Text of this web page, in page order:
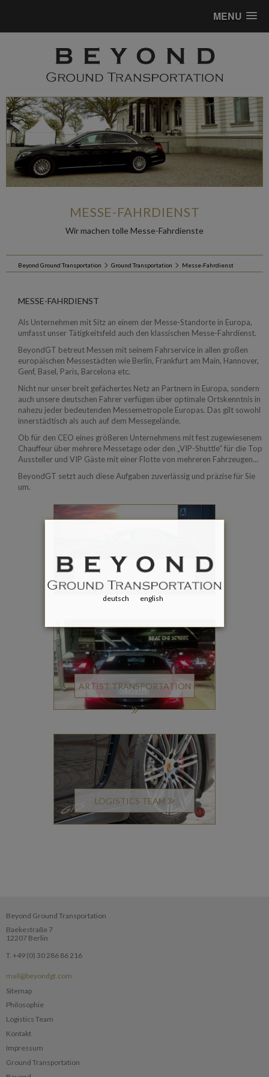
MENU
MESSE-FAHRDIENST
Wir machen tolle Messe-Fahrdienste
Beyond Ground Transportation > Ground Transportation > Messe-Fahrdienst
MESSE-FAHRDIENST
Als Unternehmen mit Sitz an einem der Messe-Standorte in Europa,
umfasst unser Tätigkeitsfeld auch den klassischen Messe-Fahrdienst.
BeyondGT betreut Messen mit seinem Fahrservice in allen großen
europäischen Messestädten wie Berlin, Frankfurt am Main, Hannover,
Genf, Basel, Paris, Barcelona etc.
Nicht nur unser breit gefächertes Netz an Partnern in Europa, sondern
auch unsere deutschen Fahrer verfügen über optimale Ortskenntnis in
nahezu jeder bedeutenden Messemetropole Europas. Das gilt sowohl
innerstädtisch als auch auf dem Messegelände.
Ob für den CEO eines größeren Unternehmens mit fest zugewiesenem
Chauffeur über mehrere Messetage oder den „VIP-Shuttle“ für die Top
Aussteller und VIP Gäste mit einer Flotte von mehreren Fahrzeugen…
BeyondGT setzt auch diese Aufgaben zuverlässig und präzise für Sie
um.
GROUND TRANSPORTATION
ARTIST TRANSPORTATION
LOGISTICS TEAM
Beyond Ground Transportation
Baekestraße 7
12207 Berlin
T. +49 (0) 30 286 86 216
mail@beyondgt.com
Sitemap
Philosophie
Logistics Team
Kontakt
Impressum
Ground Transportation
deutsch english